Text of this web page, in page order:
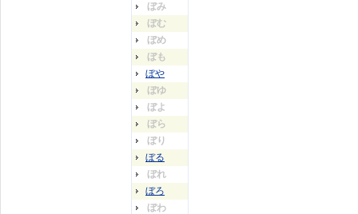
ぼみ
ぼむ
ぼめ
ぼも
ぼや
ぼゆ
ぼよ
ぼら
ぼり
ぼる
ぼれ
ぼろ
ぼわ